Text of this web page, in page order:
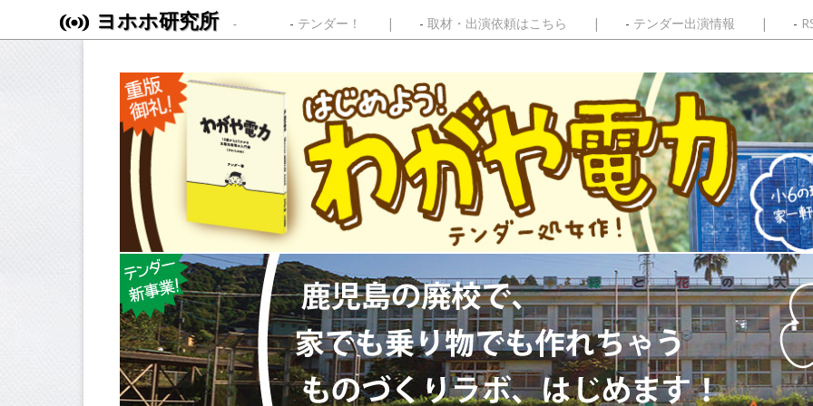
ヨホホ研究所 Skip to contentテンダー！ 取材・出演依頼はこちら テンダー出演情報